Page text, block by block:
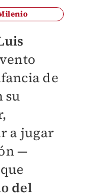
de
su
a jugar
—
del